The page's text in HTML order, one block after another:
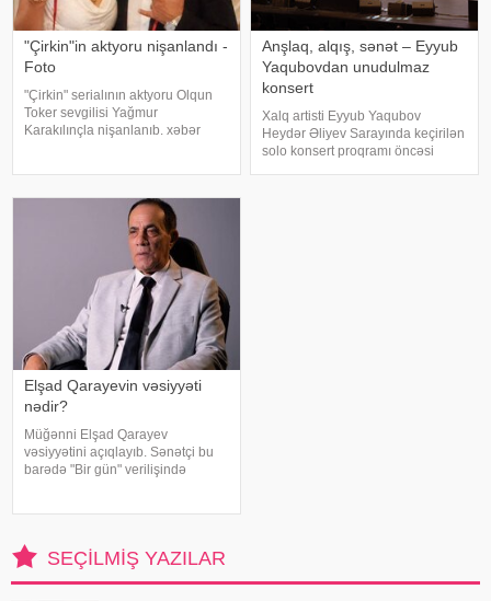
"Çirkin"in aktyoru nişanlandı -
Foto
"Çirkin" serialının aktyoru Olqun
Toker sevgilisi Yağmur
Karakılınçla nişanlanıb. xəbər
Polatoğulları və Mustaf
Anşlaq, alqış, sənət – Eyyub
Yaqubovdan unudulmaz
konsert
Xalq artisti Eyyub Yaqubov
Heydər Əliyev Sarayında keçirilən
solo konsert proqramı öncəsi
Elşad Qarayevin vəsiyyəti
nədir?
Müğənni Elşad Qarayev
vəsiyyətini açıqlayıb. Sənətçi bu
barədə "Bir gün" verilişində
SEÇILMIŞ YAZILAR